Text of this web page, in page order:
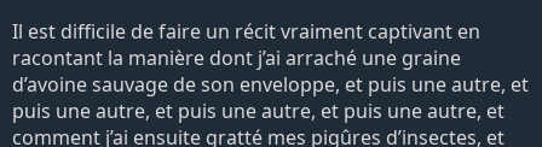
Il est difficile de faire un récit vraiment captivant en
racontant la manière dont j’ai arraché une graine
d’avoine sauvage de son enveloppe, et puis une autre, et
puis une autre, et puis une autre, et puis une autre, et
comment j’ai ensuite gratté mes piqûres d’insectes, et